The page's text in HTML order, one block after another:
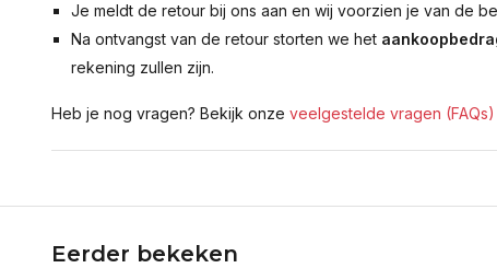
Je meldt de retour bij ons aan en wij voorzien je van de
Na ontvangst van de retour storten we het
rekening zullen zijn.
Heb je nog vragen? Bekijk onze veelgestelde vragen (FAQs)
Eerder bekeken